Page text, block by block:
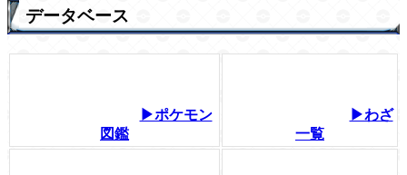
データベース
▶ポケモン
図鑑
▶わざ
一覧